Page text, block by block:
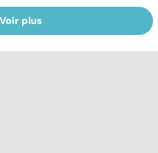
Voir plus